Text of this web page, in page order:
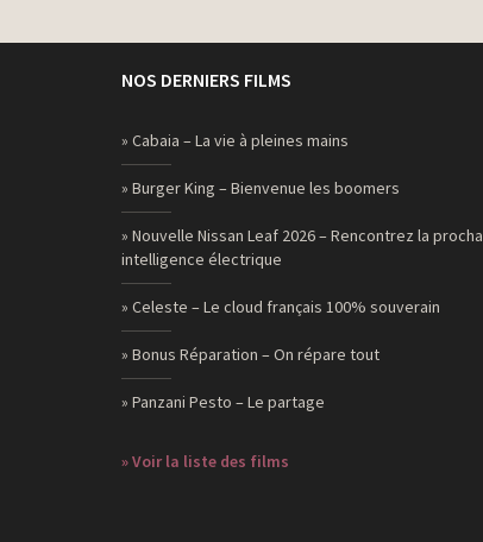
NOS DERNIERS FILMS
» Cabaia – La vie à pleines mains
» Burger King – Bienvenue les boomers
» Nouvelle Nissan Leaf 2026 – Rencontrez la
intelligence électrique
» Celeste – Le cloud français 100% souverain
» Bonus Réparation – On répare tout
» Panzani Pesto – Le partage
» Voir la liste des films